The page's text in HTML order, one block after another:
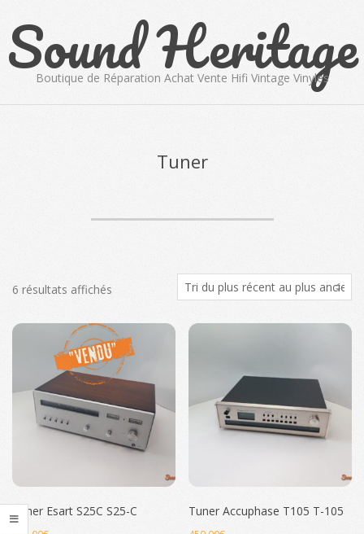
content
Sound Heritage
Boutique de Réparation Achat Vente Hifi Vintage Vinyles
Tuner
6 résultats affichés
plus
récent
au
ancien
Tuner Esart S25C S25-C Tuner Accuphase T105 T-105